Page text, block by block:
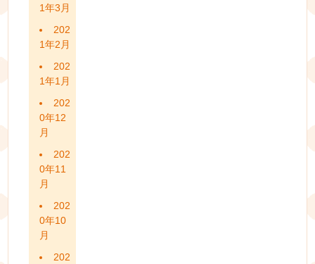
1年3月
202
1年2月
202
1年1月
202
0年12
月
202
0年11
月
202
0年10
月
202